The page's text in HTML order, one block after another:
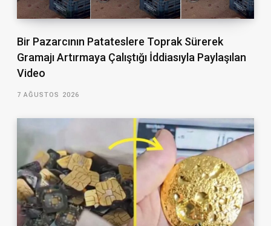
Bir Pazarcının Patateslere Toprak Sürerek
Gramajı Artırmaya Çalıştığı İddiasıyla Paylaşılan
Video
7 AĞUSTOS 2026